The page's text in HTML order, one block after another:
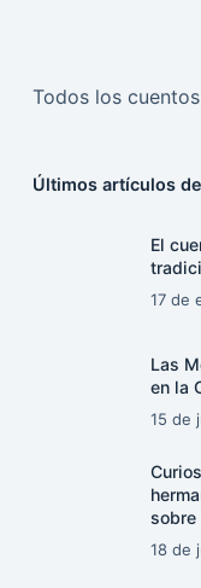
Todos los cuentos
Últimos artículos
El
17 de
Las
en la
15 de
sobre
18 de